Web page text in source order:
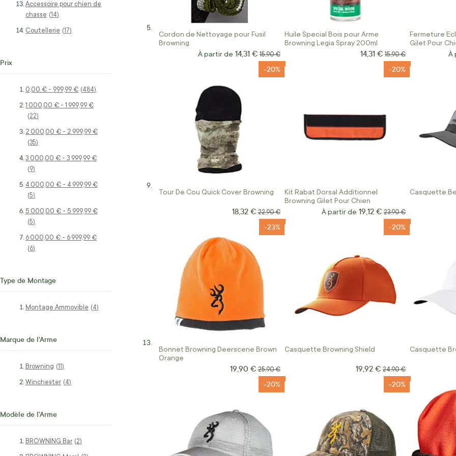
Accessoire pour chien de
chasse
14
articles
Coutellerie 17
articles
Prix
0,00 € - 999,99 € 484
articles
1 000,00 € - 1 999,99 €
22
articles
2 000,00 € - 2 999,99 €
35
articles
3 000,00 € - 3 999,99 €
9
articles
4 000,00 € - 4 999,99 €
5
articles
5 000,00 € - 5 999,99 €
5
articles
6 000,00 € - 6 999,99 €
6
articles
Type de Montage
Montage Ammovible 4
articles
Marque de l'Arme
Browning 11
articles
Winchester 4
articles
Modèle de l'Arme
BROWNING Bar 2
articles
Cordon de Nettoyage pour Fusil
Browning
À partir de 14,31 € Prix normal
15,90 €
Huile Special Bois pour Arme
Browning Legia Spray 200ml
Prix Spécial
14,31 € Prix normal
15,90 €
Fermeture
Gilet Pour
À
Tour De Cou Quick Cover Browning
-20%
Prix Spécial
18,32 € Prix normal
22,90 €
Kit Rabat Dorsal Additionnel
Browning Gilet Pour Chien
-20%
À partir de 19,12 € Prix normal
23,90 €
Casquette
Bonnet Browning Deerscene Brown
Orange
-23%
Prix Spécial
19,90 € Prix normal
25,90 €
Casquette Browning Shield
-20%
Prix Spécial
19,92 € Prix normal
24,90 €
Casquette
-20% -20%